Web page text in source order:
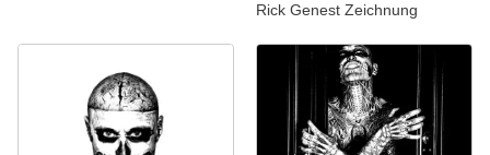
Rick Genest Zeichnung